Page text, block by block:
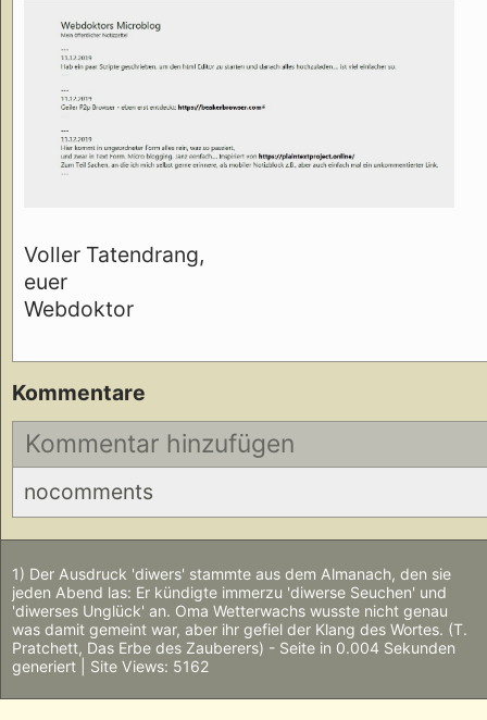
Voller Tatendrang,
euer
Webdoktor
Kommentare
Kommentar hinzufügen
nocomments
1) Der Ausdruck 'diwers' stammte aus dem Almanach, den sie
jeden Abend las: Er kündigte immerzu 'diwerse Seuchen' und
'diwerses Unglück' an. Oma Wetterwachs wusste nicht genau
was damit gemeint war, aber ihr gefiel der Klang des Wortes. (T.
Pratchett, Das Erbe des Zauberers) - Seite in 0.004 Sekunden
generiert | Site Views: 5162